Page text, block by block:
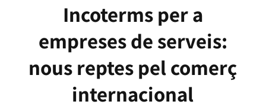
Incoterms per a
empreses de serveis:
nous reptes pel comerç
internacional